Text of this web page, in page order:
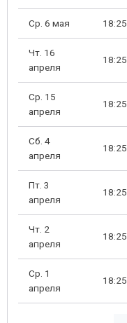
Ср. 6 мая 18:25
Чт. 16
апреля
18:25
Ср. 15
апреля
18:25
Сб. 4
апреля
18:25
Пт. 3
апреля
18:25
Чт. 2
апреля
18:25
Ср. 1
апреля
18:25